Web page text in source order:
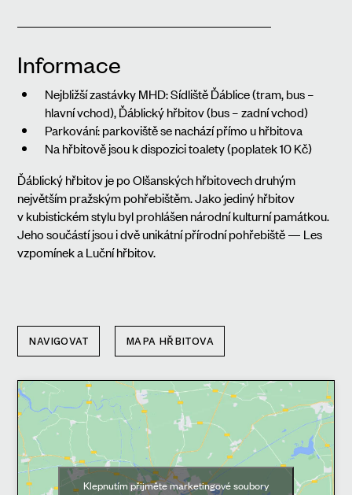
Informace
Nejbližší zastávky MHD: Sídliště Ďáblice (tram, bus –
hlavní vchod), Ďáblický hřbitov (bus – zadní vchod)
Parkování: parkoviště se nachází přímo u hřbitova
Na hřbitově jsou k dispozici toalety (poplatek 10 Kč)
Ďáblický hřbitov je po Olšanských hřbitovech druhým
největším pražským pohřebištěm. Jako jediný hřbitov
v kubistickém stylu byl prohlášen národní kulturní památkou.
Jeho součástí jsou i dvě unikátní přírodní pohřebiště — Les
vzpomínek a Luční hřbitov.
NAVIGOVAT MAPA HŘBITOVA
Klepnutím přijměte marketingové soubory